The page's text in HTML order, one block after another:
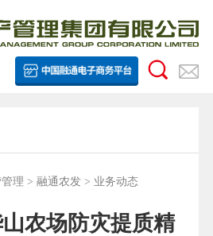
理 > 融通农发> 业务动态
农场防灾提质精